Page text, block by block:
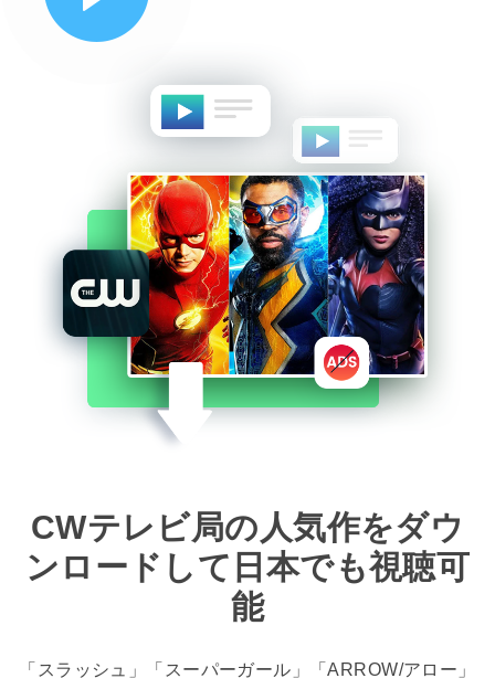
CWテレビ局の人気作をダウ
ンロードして日本でも視聴可
能
「スラッシュ」「スーパーガール」「ARROW/アロー」